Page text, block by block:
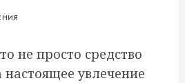
не просто средство
увлечение